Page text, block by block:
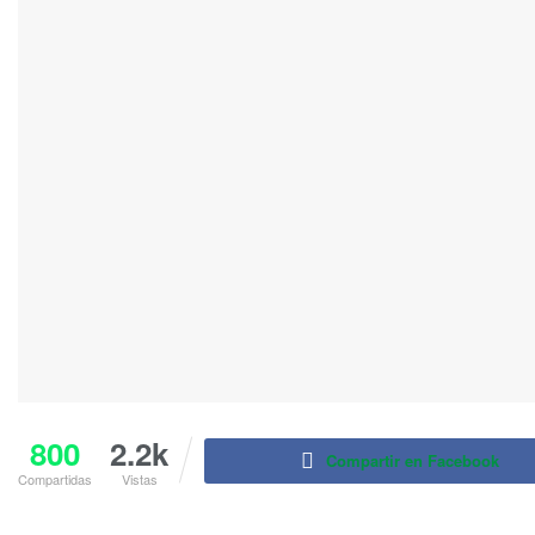
800
Compartidas
2.2k
Vistas
Compartir en Facebook